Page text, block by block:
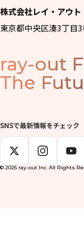
株式会社レイ・アウト
東京都中央区湊3丁目
ray-out
The
SNSで最新情報をチェック
© 2026 ray-out Inc. All Rights